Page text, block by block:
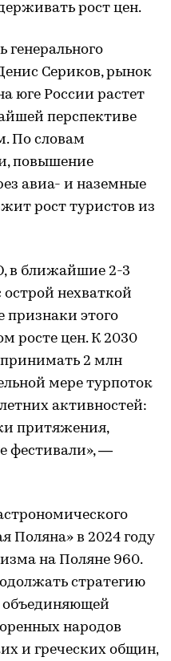
рост цен.
генерального
Сериков, рынок
юге России растет
перспективе
По словам
повышение
авиа- и наземные
рост туристов из
в ближайшие 2-3
острой нехваткой
признаки этого
росте цен. К 2030
принимать 2 млн
мере турпоток
активностей:
притяжения,
фестивали», —
Поляна» в 2024 году
на Поляне 960.
стратегию
объединяющей
народов
и греческих общин,